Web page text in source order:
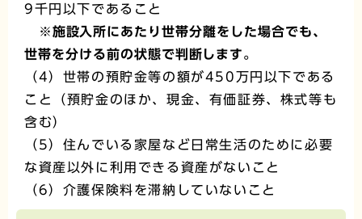
9千円以下であること
※施設入所にあたり世帯分離をした場合でも、
世帯を分ける前の状態で判断します。
（4）世帯の預貯金等の額が450万円以下である
こと（預貯金のほか、現金、有価証券、株式等も
含む）
（5）住んでいる家屋など日常生活のために必要
な資産以外に利用できる資産がないこと
（6）介護保険料を滞納していないこと